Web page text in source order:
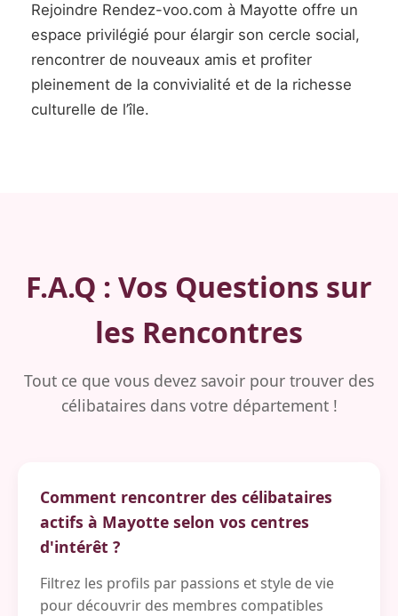
Rejoindre Rendez-voo.com à Mayotte offre un
espace privilégié pour élargir son cercle social,
rencontrer de nouveaux amis et profiter
pleinement de la convivialité et de la richesse
culturelle de l’île.
F.A.Q : Vos Questions sur
les Rencontres
Tout ce que vous devez savoir pour trouver des
célibataires dans votre département !
Comment rencontrer des célibataires
actifs à Mayotte selon vos centres
d'intérêt ?
Filtrez les profils par passions et style de vie
pour découvrir des membres compatibles